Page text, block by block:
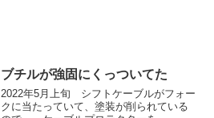
ブチルが強固にくっついてた
2022年5月上旬 シフトケーブルがフォー
クに当たっていて、塗装が削られている